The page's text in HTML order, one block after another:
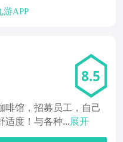
游APP
8.5
啡馆，招募员工，自己
适度！与各种...展开